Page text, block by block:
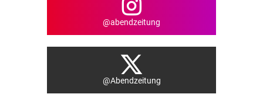
@abendzeitung
@Abendzeitung